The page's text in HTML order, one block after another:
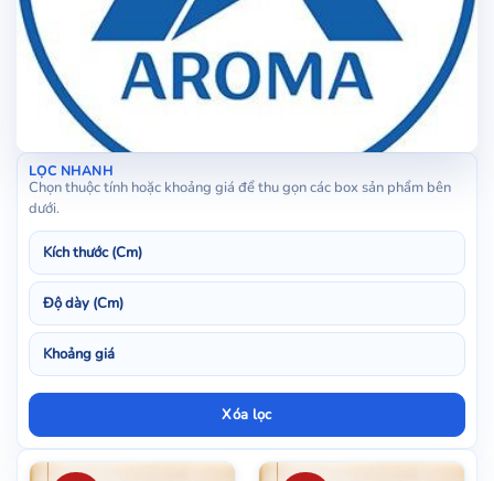
LỌC NHANH
Chọn thuộc tính hoặc khoảng giá để thu gọn các box sản phẩm bên
dưới.
Kích
thước
(Cm)
Độ
dày
(Cm)
Khoảng
giá
Xóa lọc